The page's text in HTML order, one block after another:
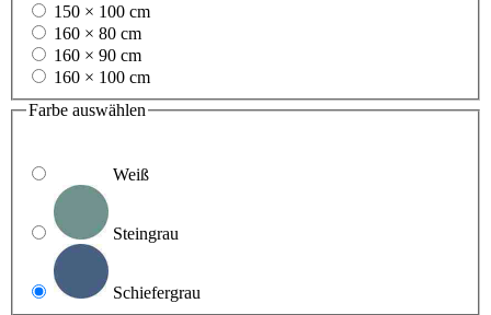
150 × 100 cm
160 × 80 cm
160 × 90 cm
160 × 100 cm
Farbe auswählen
Weiß
Steingrau
Schiefergrau